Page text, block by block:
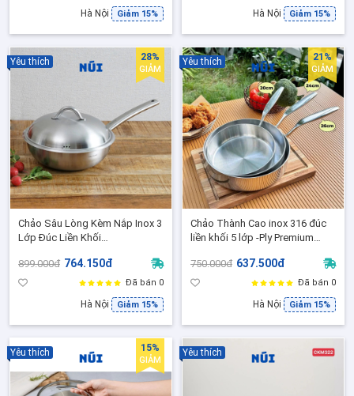
Hà Nội Giảm 15% Hà Nội Giảm 15%
Chảo Sâu Lòng Kèm Nắp Inox 3
Lớp Đúc Liền Khối
24,28- Chảo chống dính
Ceramic
899.000đ 764.150đ
Đã bán 0
Hà Nội Giảm 15%
Yêu thích 28%
GIẢM
Chảo Thành Cao inox 316 đúc
liền khối 5 lớp -Ply Premium
mọi loại bếp
750.000đ 637.500đ
Đã bán 0
Hà Nội Giảm 15%
Yêu thích 21%
GIẢM
Yêu thích 15%
GIẢM
Yêu thích